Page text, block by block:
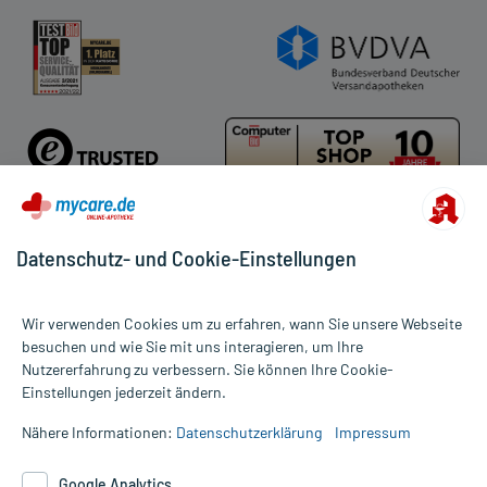
Cookie-Einstellungen
Rückgabe/Widerruf
Barrierefreiheitserklärung
abgegeben.
Alle Preise gelten inkl. MwSt., ggf. zzgl. Versandkosten
Informationen auf dieser Website werden ausschließlich für
die Untersuchung und Behandlung durch einen Arzt. Bitte
Datenschutz- und Cookie-Einstellungen
Wir verwenden Cookies um zu erfahren, wann Sie unsere Webseite
besuchen und wie Sie mit uns interagieren, um Ihre
Nutzererfahrung zu verbessern. Sie können Ihre Cookie-
Einstellungen jederzeit ändern.
Nähere Informationen: Datenschutzerklärung Impressum